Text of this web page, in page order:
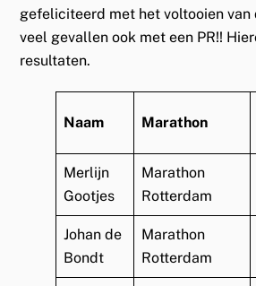
gefeliciteerd met het voltooien van
veel gevallen ook met een PR!!
resultaten.
Naam Marathon
Merlijn
Gootjes
Marathon
Rotterdam
Johan de
Bondt
Marathon
Rotterdam